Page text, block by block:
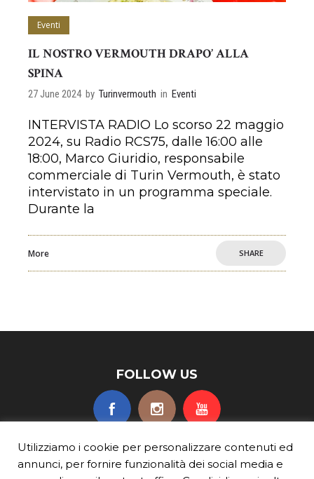
Eventi
IL NOSTRO VERMOUTH DRAPO’ ALLA
SPINA
27 June 2024 by Turinvermouth in Eventi
INTERVISTA RADIO Lo scorso 22 maggio
2024, su Radio RCS75, dalle 16:00 alle
18:00, Marco Giuridio, responsabile
commerciale di Turin Vermouth, è stato
intervistato in un programma speciale.
Durante la
More SHARE
FOLLOW US
Utilizziamo i cookie per personalizzare contenuti ed
annunci, per fornire funzionalità dei social media e